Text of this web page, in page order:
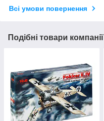
Всі умови повернення
Подібні товари компанії